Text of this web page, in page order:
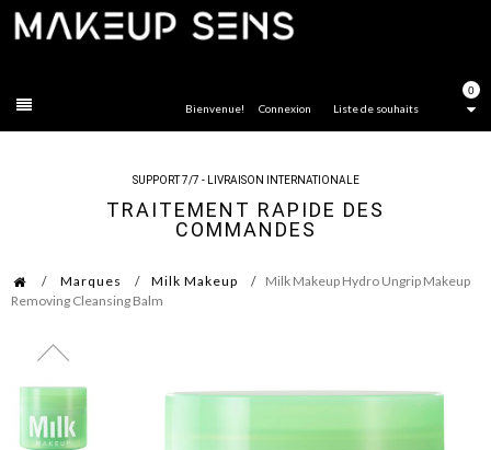
0
Liste de souhaits
Bienvenue! Connexion
SUPPORT 7/7 - LIVRAISON INTERNATIONALE
TRAITEMENT RAPIDE DES
COMMANDES
Marques Milk Makeup
Milk Makeup Hydro Ungrip Makeup
Removing Cleansing Balm